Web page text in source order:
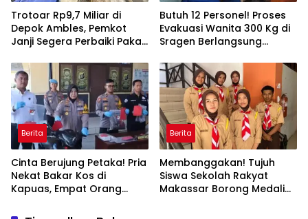
Trotoar Rp9,7 Miliar di
Depok Ambles, Pemkot
Janji Segera Perbaiki Pakai
Butuh 12 Personel! Proses
Evakuasi Wanita 300 Kg di
Sragen Berlangsung
Berita
Cinta Berujung Petaka! Pria
Nekat Bakar Kos di
Kapuas, Empat Orang
Berita
Membanggakan! Tujuh
Siswa Sekolah Rakyat
Makassar Borong Medali